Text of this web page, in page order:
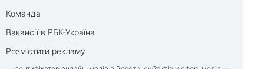
Команда
Вакансії в РБК-Україна
Розмістити рекламу